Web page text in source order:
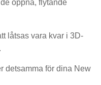
öppna, flytande
låtsas vara kvar i 3D-
detsamma för dina New